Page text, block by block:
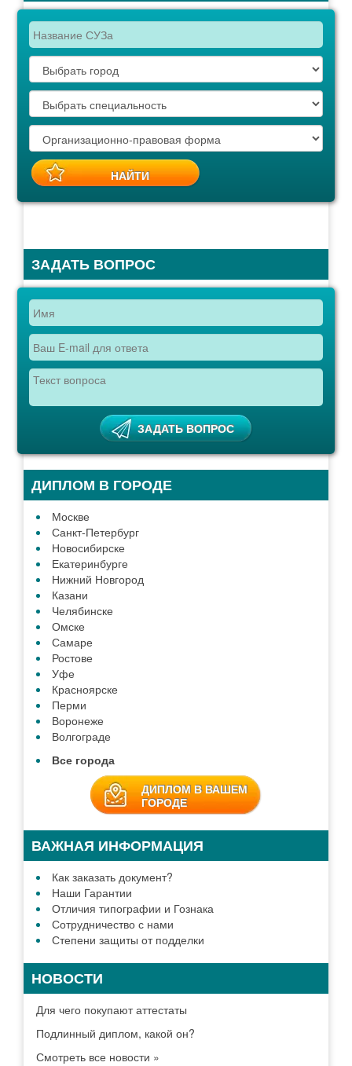
ЗАДАТЬ ВОПРОС
ДИПЛОМ В ГОРОДЕ
Москве
Санкт-Петербург
Новосибирске
Екатеринбурге
Нижний Новгород
Казани
Челябинске
Омске
Самаре
Ростове
Уфе
Красноярске
Перми
Воронеже
Волгограде
Все города
ДИПЛОМ В ВАШЕМ
ГОРОДЕ
ВАЖНАЯ ИНФОРМАЦИЯ
Как заказать документ?
Наши Гарантии
Отличия типографии и Гознака
Сотрудничество с нами
Степени защиты от подделки
НОВОСТИ
Для чего покупают аттестаты
Подлинный диплом, какой он?
Смотреть все новости »